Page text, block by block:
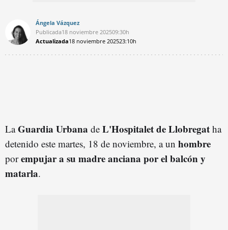
Ángela Vázquez
Publicada18 noviembre 202509:30h
Actualizada18 noviembre 202523:10h
LaGuardia Urbana de L'Hospitalet de Llobregat ha
detenido este martes, 18 de noviembre, a un hombre
porempujar a su madre anciana por el balcón y
matarla.